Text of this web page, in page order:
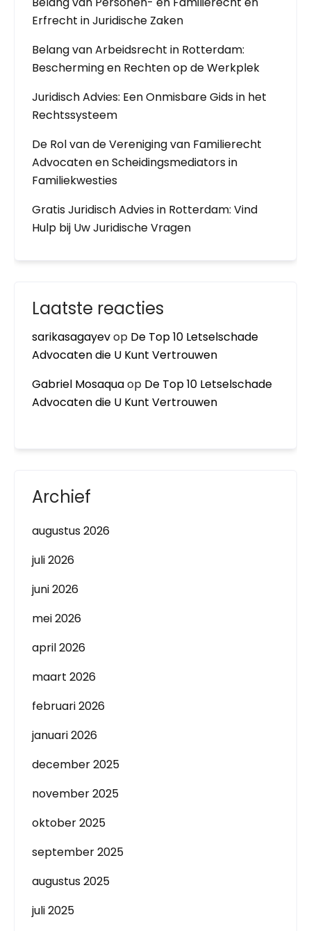
Erfrecht in Juridische Zaken
Belang van Arbeidsrecht in Rotterdam:
Bescherming en Rechten op de Werkplek
Juridisch Advies: Een Onmisbare Gids in het
Rechtssysteem
De Rol van de Vereniging van Familierecht
Advocaten en Scheidingsmediators in
Familiekwesties
Gratis Juridisch Advies in Rotterdam: Vind
Hulp bij Uw Juridische Vragen
Laatste reacties
sarikasagayevop De Top 10 Letselschade
Advocaten die U Kunt Vertrouwen
Gabriel Mosaquaop De Top 10 Letselschade
Advocaten die U Kunt Vertrouwen
Archief
augustus 2026
juli 2026
juni 2026
mei 2026
april 2026
maart 2026
februari 2026
januari 2026
december 2025
november 2025
oktober 2025
september 2025
augustus 2025
juli 2025